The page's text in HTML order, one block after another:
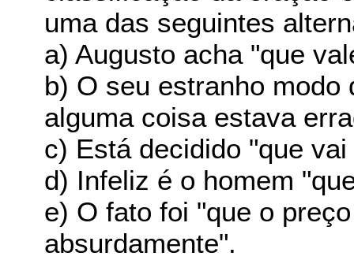
uma das seguintes
a) Augusto acha "que
b) O seu estranho
alguma coisa estava
c) Está decidido "que
d) Infeliz é o homem
e) O fato foi "que o
absurdamente".